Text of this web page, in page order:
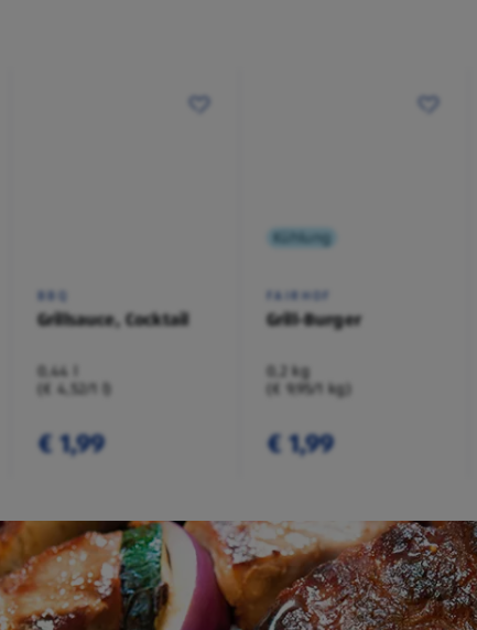
BBQ
Grillsauce, Cocktail
0,44 l
(€ 4,52/1 l)
€ 1,99
Kühlung
FAIRHOF
Grill-Burger
0,2 kg
(€ 9,95/1 kg)
€ 1,99